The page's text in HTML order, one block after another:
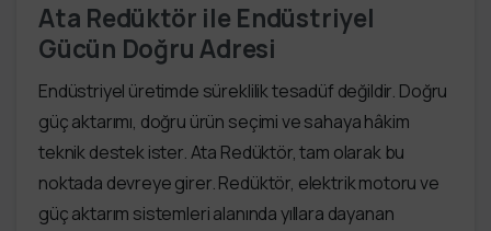
Ata Redüktör ile Endüstriyel
Gücün Doğru Adresi
Endüstriyel üretimde süreklilik tesadüf değildir. Doğru
güç aktarımı, doğru ürün seçimi ve sahaya hâkim
teknik destek ister. Ata Redüktör, tam olarak bu
noktada devreye girer. Redüktör, elektrik motoru ve
güç aktarım sistemleri alanında yıllara dayanan